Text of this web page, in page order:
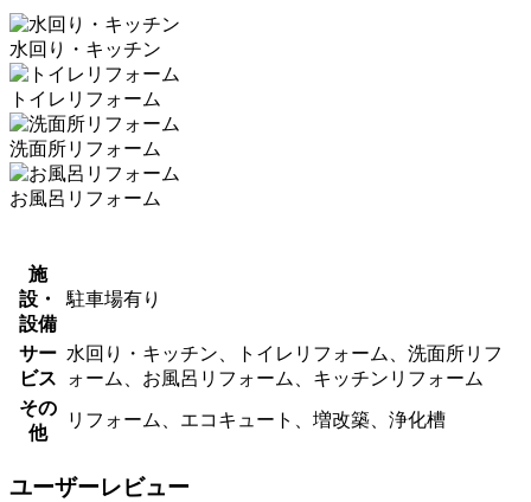
水回り・キッチン
トイレリフォーム
洗面所リフォーム
お風呂リフォーム
施
設・
設備
駐車場有り
サー
ビス
水回り・キッチン、トイレリフォーム、洗面所リフ
ォーム、お風呂リフォーム、キッチンリフォーム
その
他
リフォーム、エコキュート、増改築、浄化槽
ユーザーレビュー